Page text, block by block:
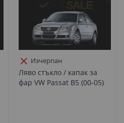
Изчерпан
Ляво стъкло / капак за
фар VW Passat B5 (00-05)